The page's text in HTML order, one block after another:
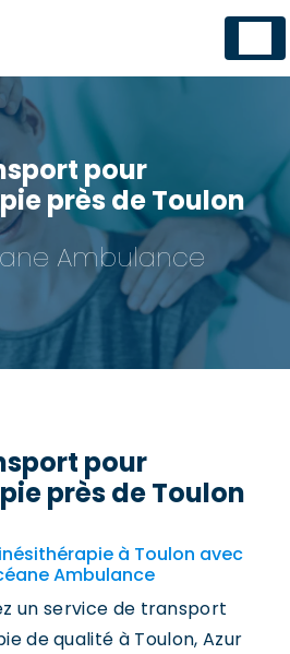
pour
près de Toulon
Ambulance
pour
près de Toulon
à Toulon avec
Ambulance
un service de transport
de qualité à Toulon, Azur